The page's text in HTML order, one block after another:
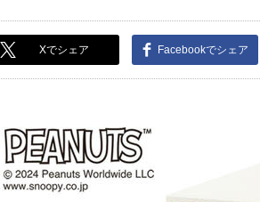
Xでシェア Facebookでシェア